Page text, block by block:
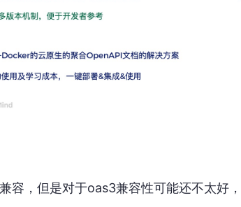
容，但是对于oas3兼容性可能还不太好